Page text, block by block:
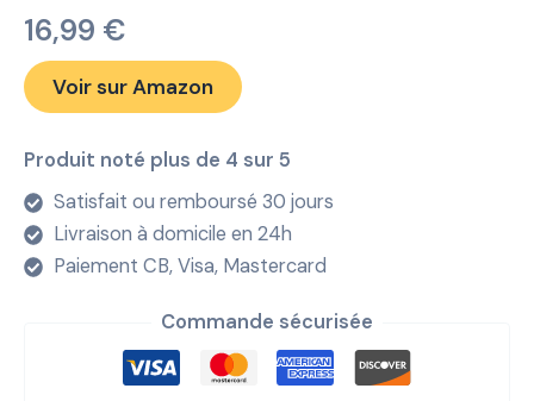
16,99 €
Voir sur Amazon
Produit noté plus de 4 sur 5
Satisfait ou remboursé 30 jours
Livraison à domicile en 24h
Paiement CB, Visa, Mastercard
Commande sécurisée